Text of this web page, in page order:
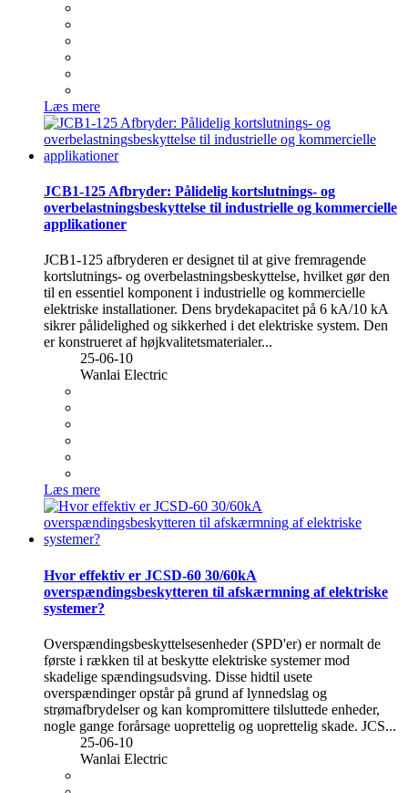
Læs mere
JCB1-125 Afbryder: Pålidelig kortslutnings- og
overbelastningsbeskyttelse til industrielle og kommercielle
applikationer
JCB1-125 afbryderen er designet til at give fremragende
kortslutnings- og overbelastningsbeskyttelse, hvilket gør den
til en essentiel komponent i industrielle og kommercielle
elektriske installationer. Dens brydekapacitet på 6 kA/10 kA
sikrer pålidelighed og sikkerhed i det elektriske system. Den
er konstrueret af højkvalitetsmaterialer...
25-06-10
Wanlai Electric
Læs mere
Hvor effektiv er JCSD-60 30/60kA
overspændingsbeskytteren til afskærmning af elektriske
systemer?
Overspændingsbeskyttelsesenheder (SPD'er) er normalt de
første i rækken til at beskytte elektriske systemer mod
skadelige spændingsudsving. Disse hidtil usete
overspændinger opstår på grund af lynnedslag og
strømafbrydelser og kan kompromittere tilsluttede enheder,
nogle gange forårsage uoprettelig og uoprettelig skade. JCS...
25-06-10
Wanlai Electric